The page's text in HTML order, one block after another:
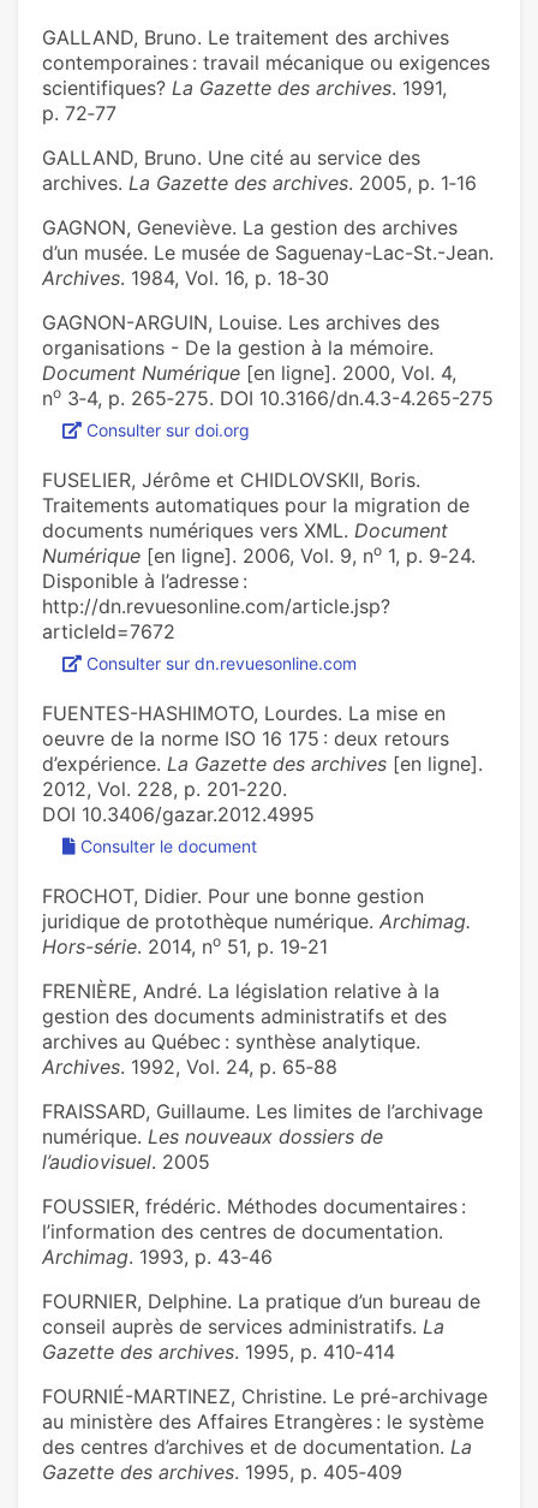
GALLAND, Bruno. Le traitement des archives
contemporaines : travail mécanique ou exigences
scientifiques? La Gazette des archives. 1991,
p. 72‑77
GALLAND, Bruno. Une cité au service des
archives. La Gazette des archives. 2005, p. 1‑16
GAGNON, Geneviève. La gestion des archives
d’un musée. Le musée de Saguenay-Lac-St.-Jean.
Archives. 1984, Vol. 16, p. 18‑30
GAGNON-ARGUIN, Louise. Les archives des
organisations - De la gestion à la mémoire.
Document Numérique [en ligne]. 2000, Vol. 4,
no 3‑4, p. 265‑275. DOI 10.3166/dn.4.3-4.265-275
Consulter sur doi.org
FUSELIER, Jérôme et CHIDLOVSKII, Boris.
Traitements automatiques pour la migration de
documents numériques vers XML. Document
Numérique [en ligne]. 2006, Vol. 9, no 1, p. 9‑24.
Disponible à l’adresse :
http://dn.revuesonline.com/article.jsp?
articleId=7672
Consulter sur dn.revuesonline.com
FUENTES-HASHIMOTO, Lourdes. La mise en
oeuvre de la norme ISO 16 175 : deux retours
d’expérience. La Gazette des archives [en ligne].
2012, Vol. 228, p. 201‑220.
DOI 10.3406/gazar.2012.4995
Consulter le document
FROCHOT, Didier. Pour une bonne gestion
juridique de protothèque numérique. Archimag.
Hors-série. 2014, no 51, p. 19‑21
FRENIÈRE, André. La législation relative à la
gestion des documents administratifs et des
archives au Québec : synthèse analytique.
Archives. 1992, Vol. 24, p. 65‑88
FRAISSARD, Guillaume. Les limites de l’archivage
numérique. Les nouveaux dossiers de
l’audiovisuel. 2005
FOUSSIER, frédéric. Méthodes documentaires :
l’information des centres de documentation.
Archimag. 1993, p. 43‑46
FOURNIER, Delphine. La pratique d’un bureau de
conseil auprès de services administratifs. La
Gazette des archives. 1995, p. 410‑414
FOURNIÉ-MARTINEZ, Christine. Le pré-archivage
au ministère des Affaires Etrangères : le système
des centres d’archives et de documentation. La
Gazette des archives. 1995, p. 405‑409